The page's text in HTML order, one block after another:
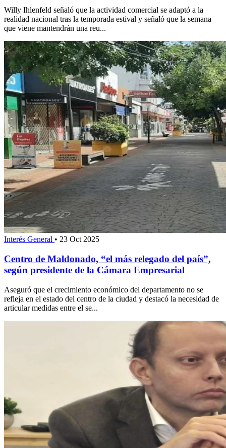
Willy Ihlenfeld señaló que la actividad comercial se adaptó a la
realidad nacional tras la temporada estival y señaló que la semana
que viene mantendrán una reu...
Interés General • 23 Oct 2025
Centro de Maldonado, “el más relegado del país”,
según presidente de la Cámara Empresarial
Aseguró que el crecimiento económico del departamento no se
refleja en el estado del centro de la ciudad y destacó la necesidad de
articular medidas entre el se...